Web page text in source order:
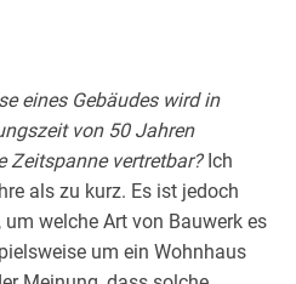
eines Gebäudes wird in
von 50 Jahren
Zeitspanne vertretbar? Ich
als zu kurz. Es ist jedoch
welche Art von Bauwerk es
um ein Wohnhaus